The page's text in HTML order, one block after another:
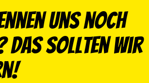
uns noch
Das sollten wir